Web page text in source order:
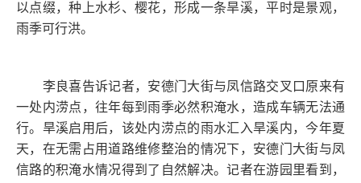
以点缀，种上水杉、樱花，形成一条旱溪，平时是景观，
雨季可行洪。
李良喜告诉记者，安德门大街与凤信路交叉口原来有
一处内涝点，往年每到雨季必然积淹水，造成车辆无法通
行。旱溪启用后，该处内涝点的雨水汇入旱溪内，今年夏
天，在无需占用道路维修整治的情况下，安德门大街与凤
信路的积淹水情况得到了自然解决。记者在游园里看到，